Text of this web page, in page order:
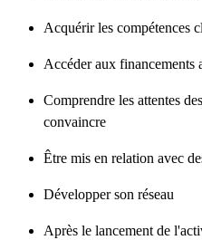
Acquérir les compétences
Accéder aux financements
Comprendre les attentes
convaincre
Être mis en relation avec
Développer son réseau
Après le lancement de